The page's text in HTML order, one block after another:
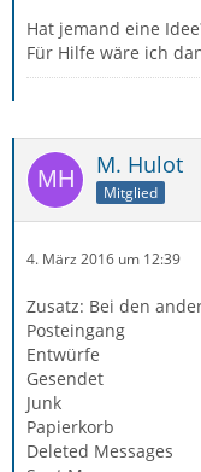
Hat jemand eine
Für Hilfe wäre ich
M. Hulot
Mitglied
4. März 2016 um 12:39
Zusatz: Bei den
Posteingang
Entwürfe
Gesendet
Junk
Papierkorb
Deleted Messages